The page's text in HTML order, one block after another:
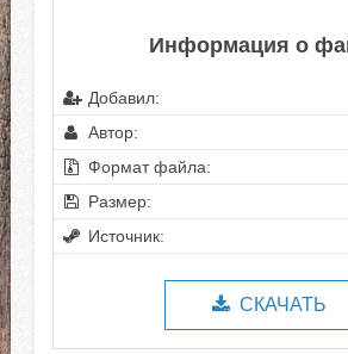
Информация о
Добавил:
Автор:
Формат файла:
Размер:
Источник:
СКАЧАТЬ